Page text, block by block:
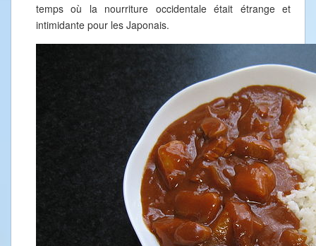
temps où la nourriture occidentale était étrange et
intimidante pour les Japonais.